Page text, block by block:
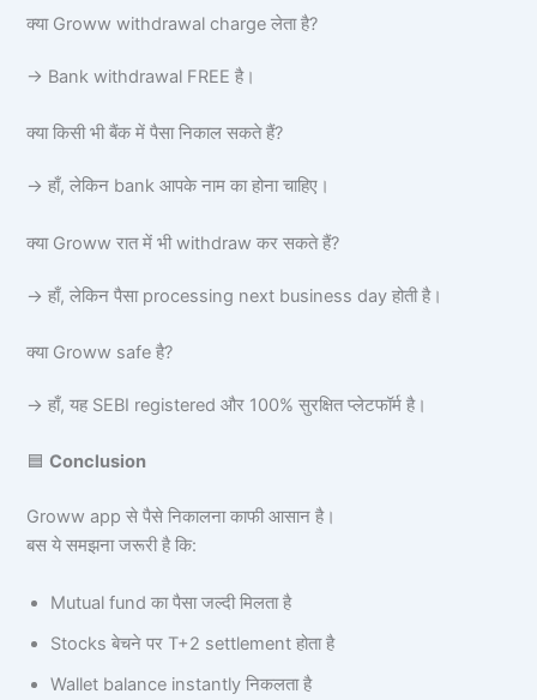
क्या Groww withdrawal charge लेता है?
→ Bank withdrawal FREE है।
क्या किसी भी बैंक में पैसा निकाल सकते हैं?
→ हाँ, लेकिन bank आपके नाम का होना चाहिए।
क्या Groww रात में भी withdraw कर सकते हैं?
→ हाँ, लेकिन पैसा processing next business day होती है।
क्या Groww safe है?
→ हाँ, यह SEBI registered और 100% सुरक्षित प्लेटफॉर्म है।
🟦Conclusion
Groww app से पैसे निकालना काफी आसान है।
बस ये समझना जरूरी है कि:
Mutual fund का पैसा जल्दी मिलता है
Stocks बेचने पर T+2 settlement होता है
Wallet balance instantly निकलता है